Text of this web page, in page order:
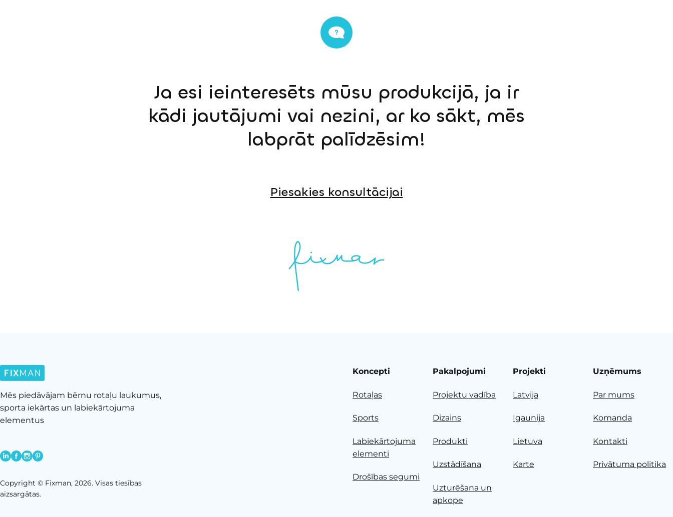
Ja esi ieinteresēts mūsu produkcijā, ja ir
kādi jautājumi vai nezini, ar ko sākt, mēs
labprāt palīdzēsim!
Piesakies konsultācijai
Mēs piedāvājam bērnu rotaļu laukumus,
sporta iekārtas un labiekārtojuma
elementus
Copyright © Fixman, 2026. Visas tiesības
aizsargātas.
Koncepti
Rotaļas
Sports
Labiekārtojuma
elementi
Drošības segumi
Pakalpojumi
Projektu vadība
Dizains
Produkti
Uzstādīšana
Uzturēšana un
apkope
Projekti
Latvija
Igaunija
Lietuva
Karte
Uzņēmums
Par mums
Komanda
Kontakti
Privātuma politika